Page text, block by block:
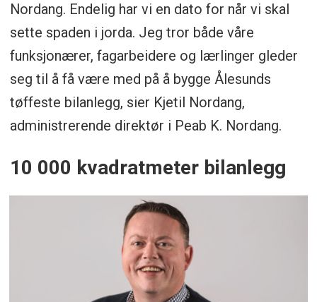
Nordang. Endelig har vi en dato for når vi skal
sette spaden i jorda. Jeg tror både våre
funksjonærer, fagarbeidere og lærlinger gleder
seg til å få være med på å bygge Ålesunds
tøffeste bilanlegg, sier Kjetil Nordang,
administrerende direktør i Peab K. Nordang.
10 000 kvadratmeter bilanlegg